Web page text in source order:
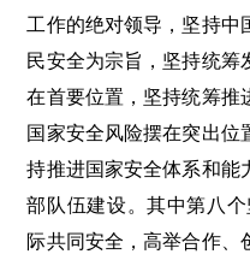
工作的绝对领导，坚持中
民安全为宗旨，坚持统筹
在首要位置，坚持统筹推
国家安全风险摆在突出位
持推进国家安全体系和能
部队伍建设。其中第八
际共同安全，高举合作、